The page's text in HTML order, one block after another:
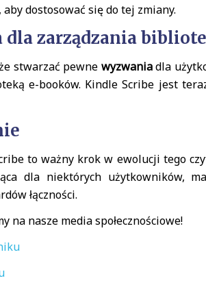
aby dostosować się do tej zmiany.
dla zarządzania
stwarzać pewne wyzwaniadla
e-booków. Kindle Scribe jest
to ważny krok w ewolucji tego
dla niektórych użytkowników,
łączności.
na nasze media społecznościowe!